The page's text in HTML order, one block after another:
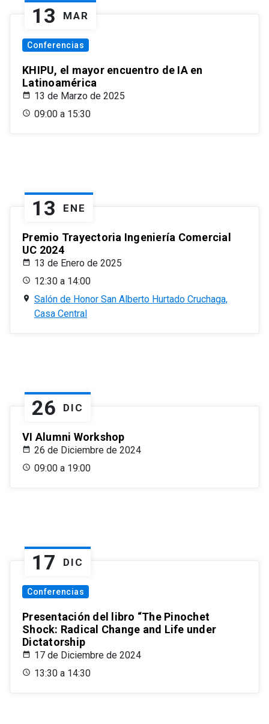
13 MAR
Conferencias
KHIPU, el mayor encuentro de IA en
Latinoamérica
13 de Marzo de 2025
09:00 a 15:30
13 ENE
Premio Trayectoria Ingeniería Comercial
UC 2024
13 de Enero de 2025
12:30 a 14:00
Salón de Honor San Alberto Hurtado Cruchaga,
Casa Central
26 DIC
VI Alumni Workshop
26 de Diciembre de 2024
09:00 a 19:00
17 DIC
Conferencias
Presentación del libro “The Pinochet
Shock: Radical Change and Life under
Dictatorship
17 de Diciembre de 2024
13:30 a 14:30